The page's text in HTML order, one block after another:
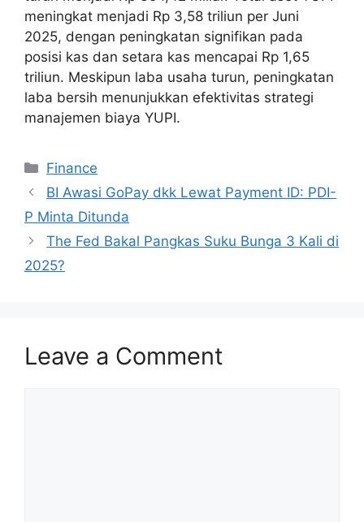
meningkat menjadi Rp 3,58 triliun per Juni
2025, dengan peningkatan signifikan pada
posisi kas dan setara kas mencapai Rp 1,65
triliun. Meskipun laba usaha turun, peningkatan
laba bersih menunjukkan efektivitas strategi
manajemen biaya YUPI.
Categories
Finance
BI Awasi GoPay dkk Lewat Payment ID: PDI-
P Minta Ditunda
The Fed Bakal Pangkas Suku Bunga 3 Kali di
2025?
Leave a Comment